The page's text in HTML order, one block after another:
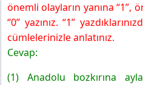
önemli olayların yanına “1”,
“0” yazınız. “1”
cümlelerinizle anlatınız.
Cevap:
(1) Anadolu bozkırına